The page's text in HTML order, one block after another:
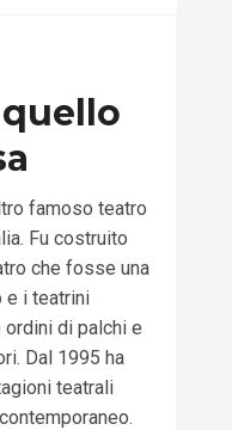
famoso teatro
Fu costruito
che fosse una
e i teatrini
di palchi e
Dal 1995 ha
teatrali